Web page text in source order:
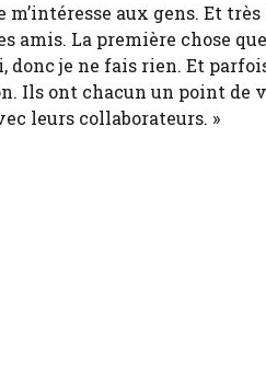
m’intéresse aux gens. Et
amis. La première chose
donc je ne fais rien. Et
Ils ont chacun un point de
leurs collaborateurs. »